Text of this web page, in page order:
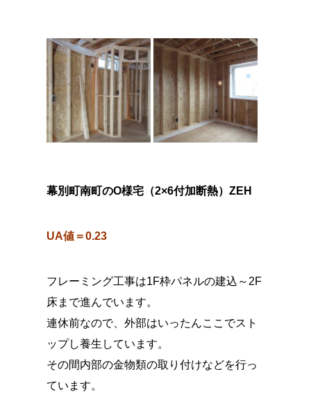
幕別町南町のO様宅（2×6付加断熱）ZEH
UA値＝0.23
フレーミング工事は1F枠パネルの建込～2F
床まで進んでいます。
連休前なので、外部はいったんここでスト
ップし養生しています。
その間内部の金物類の取り付けなどを行っ
ています。